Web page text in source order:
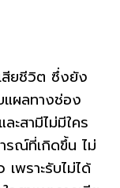
สียชีวิต ซึ่งยัง
แผลทางช่อง
ะสามีไม่มีใคร
รณ์ที่เกิดขึ้น ไม่
พราะรับไม่ได้